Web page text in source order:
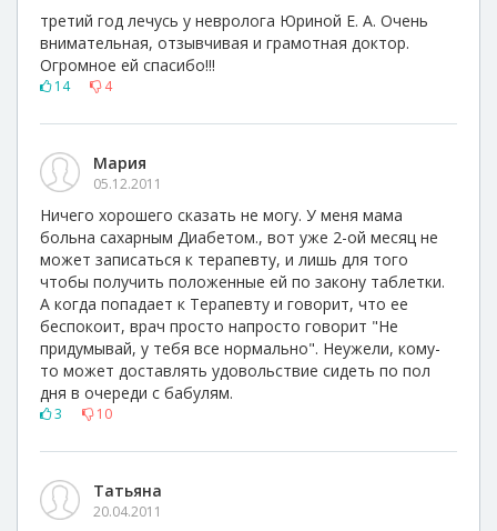
третий год лечусь у невролога Юриной Е. А. Очень
внимательная, отзывчивая и грамотная доктор.
Огромное ей спасибо!!!
14 4
Мария
05.12.2011
Ничего хорошего сказать не могу. У меня мама
больна сахарным Диабетом., вот уже 2-ой месяц не
может записаться к терапевту, и лишь для того
чтобы получить положенные ей по закону таблетки.
А когда попадает к Терапевту и говорит, что ее
беспокоит, врач просто напросто говорит "Не
придумывай, у тебя все нормально". Неужели, кому-
то может доставлять удовольствие сидеть по пол
дня в очереди с бабулям.
3 10
Татьяна
20.04.2011